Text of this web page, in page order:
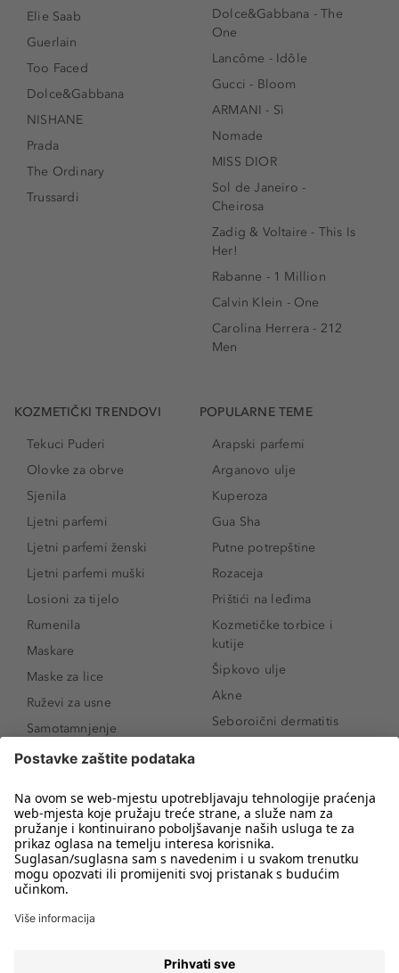
Elie Saab
Guerlain
Too Faced
Dolce&Gabbana
NISHANE
Prada
The Ordinary
Trussardi
Dolce&Gabbana - The
One
Lancôme - Idôle
Gucci - Bloom
ARMANI - Sì
Nomade
MISS DIOR
Sol de Janeiro -
Cheirosa
Zadig & Voltaire - This Is
Her!
Rabanne - 1 Million
Calvin Klein - One
Carolina Herrera - 212
Men
KOZMETIČKI TRENDOVI
Tekuci Puderi
Olovke za obrve
Sjenila
Ljetni parfemi
Ljetni parfemi ženski
Ljetni parfemi muški
Losioni za tijelo
Rumenila
Maskare
Maske za lice
Ruževi za usne
Samotamnjenje
Puderi
Proizvodi za obrve
Sunce i zaštita
Serumi za lice
Proizvodi za čišćenje lica
POPULARNE TEME
Arapski parfemi
Arganovo ulje
Kuperoza
Gua Sha
Putne potrepštine
Rozaceja
Prištići na leđima
Kozmetičke torbice i
kutije
Šipkovo ulje
Akne
Seboroični dermatitis
Novo
Koji mi parfem
odgovara?
Kako našminkati oči da
Kako ukloniti mitesere